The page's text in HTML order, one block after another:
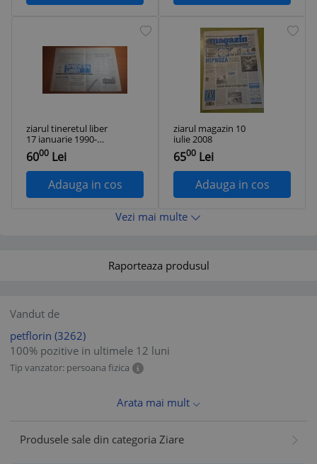
ziarul tineretul liber
17 ianuarie 1990-
interviu cu cazimir
ionescu
6000 Lei
Adauga in cos
ziarul magazin 10
iulie 2008
6500 Lei
Adauga in cos
Vezi mai multe
Raporteaza produsul
Vandut de
petflorin (3262)
100% pozitive in ultimele 12 luni
Tip vanzator: persoana fizica
Arata mai mult
Produsele sale din categoria Ziare